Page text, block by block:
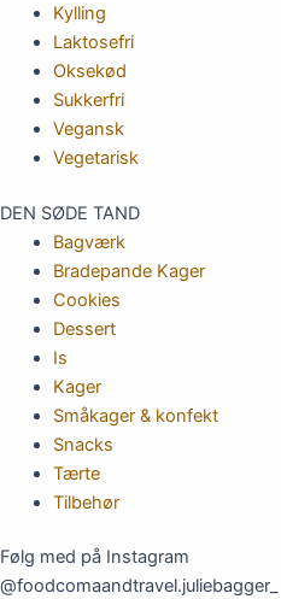
Kylling
Laktosefri
Oksekød
Sukkerfri
Vegansk
Vegetarisk
DEN SØDE TAND
Bagværk
Bradepande Kager
Cookies
Dessert
Is
Kager
Småkager & konfekt
Snacks
Tærte
Tilbehør
Følg med på Instagram
@foodcomaandtravel.juliebagger_